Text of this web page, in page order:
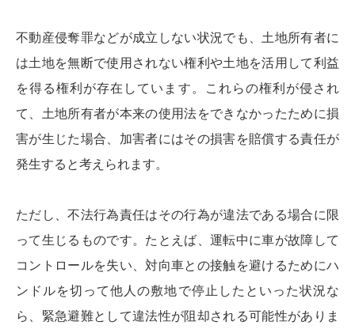
不動産侵奪罪などが成立しない状況でも、土地所有者に
は土地を無断で使用されない権利や土地を活用して利益
を得る権利が存在しています。これらの権利が侵され
て、土地所有者が本来の使用法をできなかったために損
害が生じた場合、加害者にはその損害を賠償する責任が
発生すると考えられます。
ただし、不法行為責任はその行為が違法である場合に限
って生じるものです。たとえば、運転中に車が故障して
コントロールを失い、対向車との接触を避けるためにハ
ンドルを切って他人の敷地で停止したといった状況な
ら、緊急避難として違法性が阻却される可能性がありま